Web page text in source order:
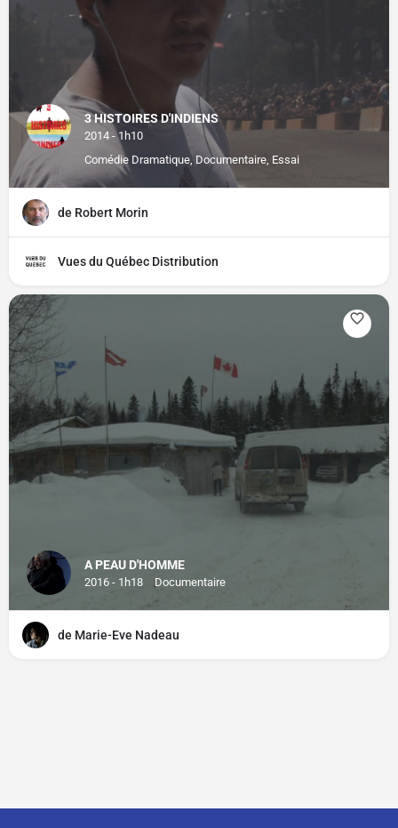
3 HISTOIRES D'INDIENS
2014 - 1h10
Comédie Dramatique, Documentaire, Essai
de Robert Morin
Vues du Québec Distribution
A PEAU D'HOMME
2016 - 1h18 Documentaire
de Marie-Eve Nadeau